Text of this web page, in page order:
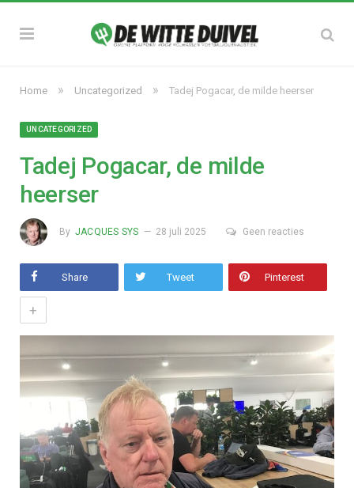
Home » Uncategorized » Tadej Pogacar, de milde heerser
UNCATEGORIZED
Tadej Pogacar, de milde
heerser
By JACQUES SYS 28 juli 2025 Geen reacties
Share Tweet Pinterest
+